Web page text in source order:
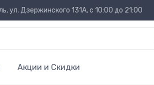
ул. Дзержинского 131А, с 10:00 до 21:00
Акции и Скидки